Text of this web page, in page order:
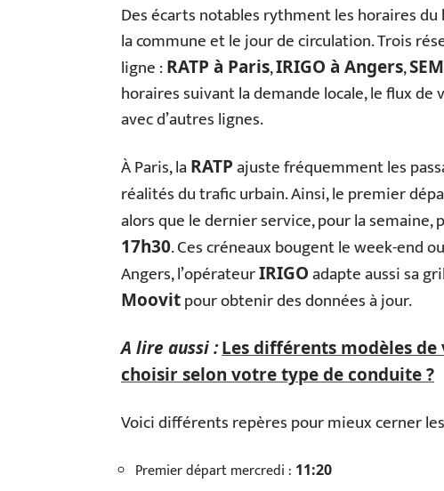
Des écarts notables rythment les horaires du
la commune et le jour de circulation. Trois
ligne :RATP à Paris,IRIGO à Angers,
horaires suivant la demande locale, le flux
avec d’autres lignes.
À Paris, laRATPajuste fréquemment les
réalités du trafic urbain. Ainsi, le premier
alors que le dernier service, pour la
17h30. Ces créneaux bougent le week-end
Angers, l’opérateurIRIGOadapte aussi sa
Moovitpour obtenir des données à jour.
A lire aussi :Les différents modèles
choisir selon votre type de conduite ?
Voici différents repères pour mieux cerner
Premier départ mercredi : 11:20